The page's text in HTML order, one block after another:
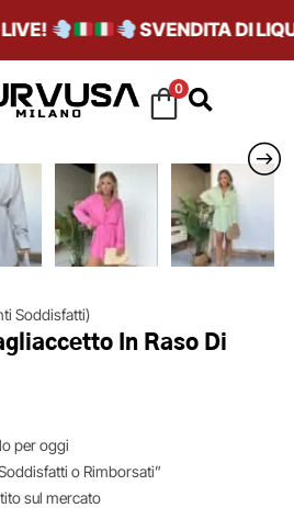
SVENDITA DI
0
Soddisfatti)
In Raso Di
per oggi
o Rimborsati”
sul mercato